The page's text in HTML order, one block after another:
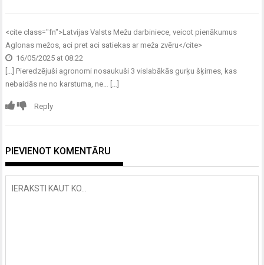
<cite class="fn">Latvijas Valsts Mežu darbiniece, veicot pienākumus
Aglonas mežos, aci pret aci satiekas ar meža zvēru</cite>
16/05/2025 at 08:22
[…] Pieredzējuši agronomi nosaukuši 3 vislabākās gurķu šķirnes, kas
nebaidās ne no karstuma, ne… […]
Reply
PIEVIENOT KOMENTĀRU